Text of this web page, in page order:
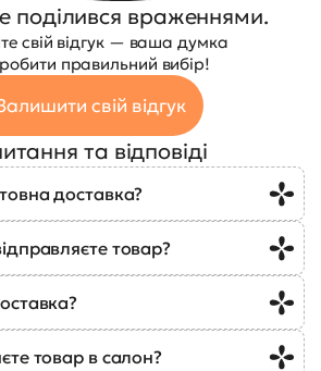
поділився враженнями.
свій відгук — ваша думка
правильний вибір!
свій відгук
та відповіді
доставка?
товар?
товар в салон?